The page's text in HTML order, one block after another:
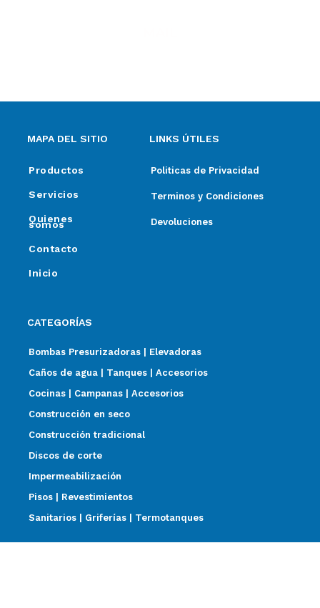
MAPA DEL SITIO
Productos
Servicios
Quienes
somos
Contacto
Inicio
LINKS ÚTILES
Politicas de Privacidad
Terminos y Condiciones
Devoluciones
CATEGORÍAS
Bombas Presurizadoras | Elevadoras
Caños de agua | Tanques | Accesorios
Cocinas | Campanas | Accesorios
Construcción en seco
Construcción tradicional
Discos de corte
Impermeabilización
Pisos | Revestimientos
Sanitarios | Griferías | Termotanques